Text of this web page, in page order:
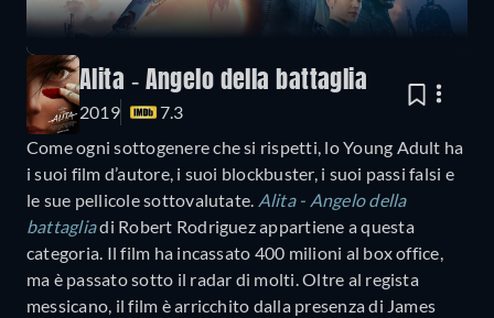
Alita - Angelo della battaglia
2019
7.3
Come ogni sottogenere che si rispetti, lo Young Adult ha
i suoi film d’autore, i suoi blockbuster, i suoi passi falsi e
le sue pellicole sottovalutate. Alita - Angelo della
battagliadi Robert Rodriguez appartiene a questa
categoria. Il film ha incassato 400 milioni al box office,
ma è passato sotto il radar di molti. Oltre al regista
messicano, il film è arricchito dalla presenza di James